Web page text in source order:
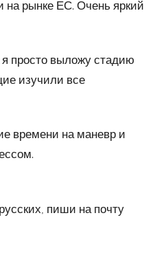
на рынке ЕС. Очень яркий
просто выложу стадию
изучили все
времени на маневр и
пиши на почту